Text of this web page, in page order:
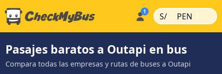
S/ | PEN |
Pasajes baratos a Outapi en bus
Compara todas las empresas y rutas de buses a Outapi